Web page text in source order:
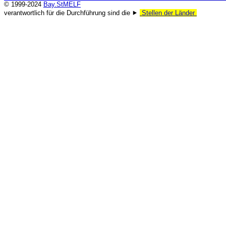
© 1999-2024 Bay.StMELF
verantwortlich für die Durchführung sind die ⯈
Stellen der Länder